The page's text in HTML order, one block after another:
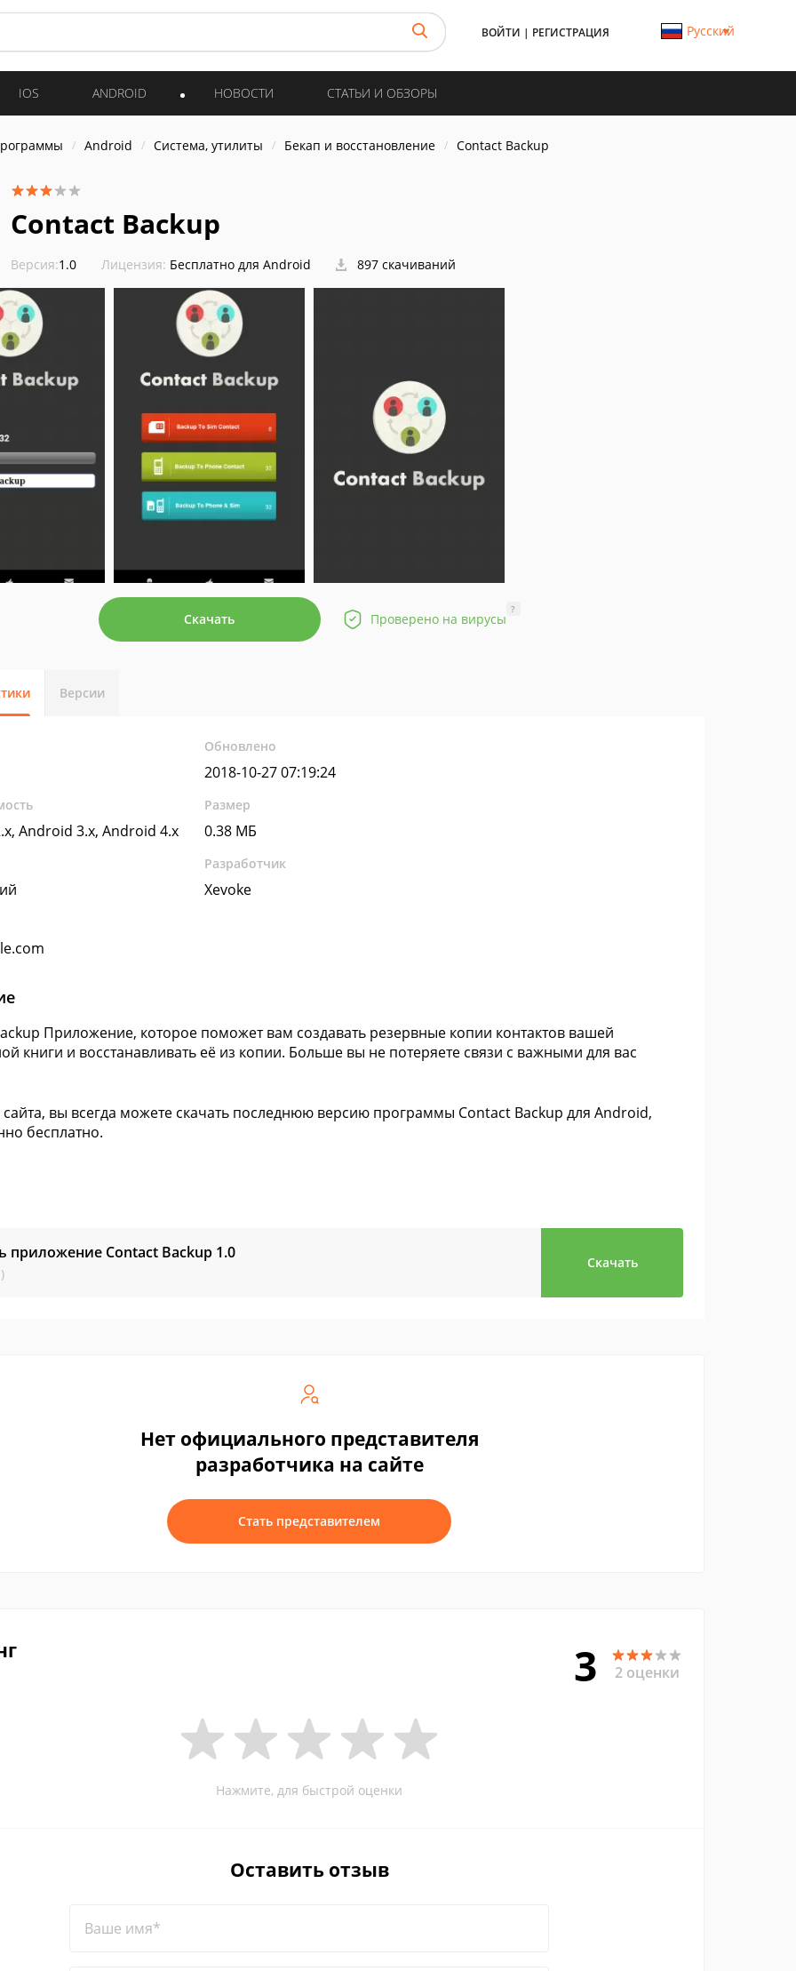
ВОЙТИ | РЕГИСТРАЦИЯ Русский
IOS ANDROID НОВОСТИ СТАТЬИ И ОБЗОРЫ
Android Система, утилиты Бекап и восстановление Contact Backup
Contact Backup
Версия:1.0 Лицензия: Бесплатно для Android 897 скачиваний
Скачать Проверено на вирусы
?
Версии
Обновлено
2018-10-27 07:19:24
Android 3.x, Android 4.x
Размер
0.38 МБ
Разработчик
Xevoke
Приложение, которое поможет вам создавать резервные копии контактов вашей
книги и восстанавливать её из копии. Больше вы не потеряете связи с важными для вас
вы всегда можете скачать последнюю версию программы Contact Backup для Android,
бесплатно.
приложение Contact Backup 1.0
Скачать
Нет официального представителя
разработчика на сайте
Стать представителем
3 2 оценки
Нажмите, для быстрой оценки
Оставить отзыв
Ваше имя*